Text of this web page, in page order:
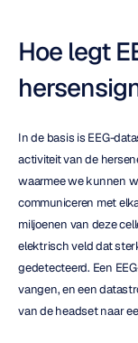
Hoe legt
In de basis is EEG-
activiteit van de
waarmee we kunnen
communiceren met
miljoenen van deze
elektrisch veld dat
gedetecteerd. Een
vangen, en een
van de headset naar